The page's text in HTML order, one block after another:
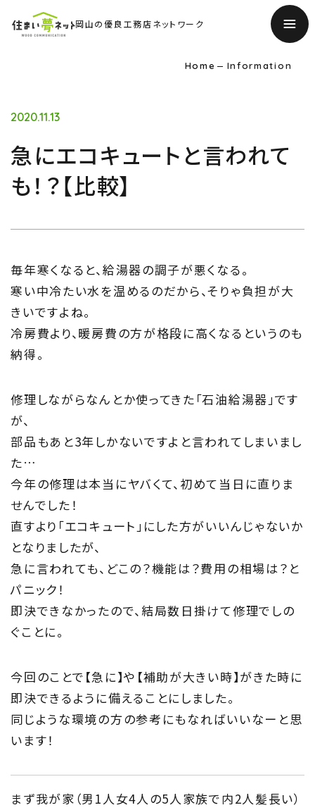
岡山の優良工務店ネットワーク
TOP
About
Concept
ウッド・コミュ二ケーション
Philosophy
私たちの目指す家づくり
Members
Project
私たちの取り組み
Information
家づくりに役立つ情報
Home Information
2020.11.13
急にエコキュートと言われて
も！？【比較】
毎年寒くなると、給湯器の調子が悪くなる。
寒い中冷たい水を温めるのだから、そりゃ負担が大
きいですよね。
冷房費より、暖房費の方が格段に高くなるというのも
納得。
修理しながらなんとか使ってきた「石油給湯器」です
が、
部品もあと3年しかないですよと言われてしまいまし
た…
今年の修理は本当にヤバくて、初めて当日に直りま
せんでした！
直すより「エコキュート」にした方がいいんじゃないか
となりましたが、
急に言われても、どこの？機能は？費用の相場は？と
パニック！
即決できなかったので、結局数日掛けて修理でしの
ぐことに。
今回のことで【急に】や【補助が大きい時】がきた時に
即決できるように備えることにしました。
同じような環境の方の参考にもなればいいなーと思
います！
まず我が家（男1人女4人の5人家族で内2人髪長い）